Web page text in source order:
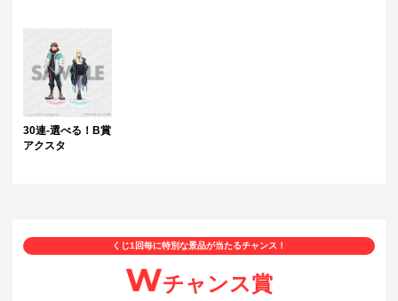
30連-選べる！B賞
アクスタ
くじ1回毎に特別な景品が当たるチャンス！
Wチャンス賞